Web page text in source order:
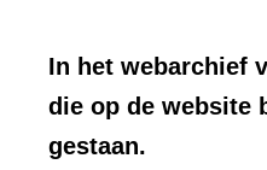
In het webarchief
die op de website
gestaan.